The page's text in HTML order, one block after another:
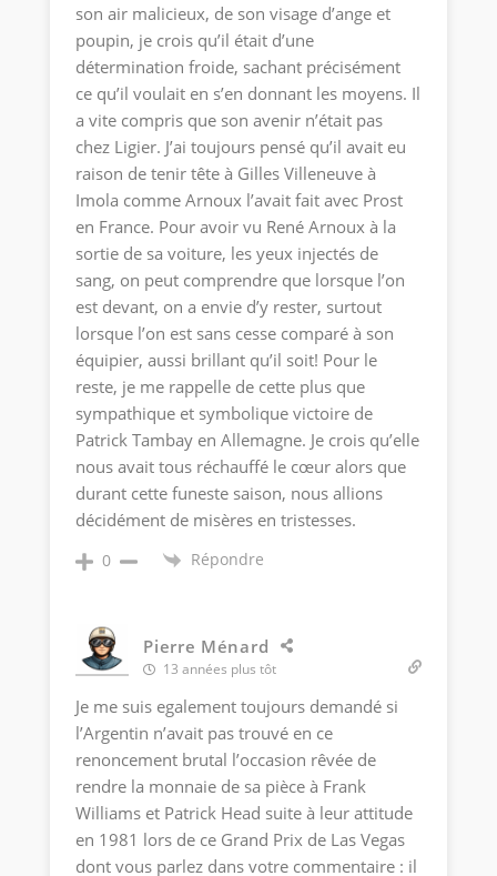
son air malicieux, de son visage d’ange et
poupin, je crois qu’il était d’une
détermination froide, sachant précisément
ce qu’il voulait en s’en donnant les moyens. Il
a vite compris que son avenir n’était pas
chez Ligier. J’ai toujours pensé qu’il avait eu
raison de tenir tête à Gilles Villeneuve à
Imola comme Arnoux l’avait fait avec Prost
en France. Pour avoir vu René Arnoux à la
sortie de sa voiture, les yeux injectés de
sang, on peut comprendre que lorsque l’on
est devant, on a envie d’y rester, surtout
lorsque l’on est sans cesse comparé à son
équipier, aussi brillant qu’il soit! Pour le
reste, je me rappelle de cette plus que
sympathique et symbolique victoire de
Patrick Tambay en Allemagne. Je crois qu’elle
nous avait tous réchauffé le cœur alors que
durant cette funeste saison, nous allions
décidément de misères en tristesses.
0 Répondre
Pierre Ménard
13 années plus tôt
Je me suis egalement toujours demandé si
l’Argentin n’avait pas trouvé en ce
renoncement brutal l’occasion rêvée de
rendre la monnaie de sa pièce à Frank
Williams et Patrick Head suite à leur attitude
en 1981 lors de ce Grand Prix de Las Vegas
dont vous parlez dans votre commentaire : il